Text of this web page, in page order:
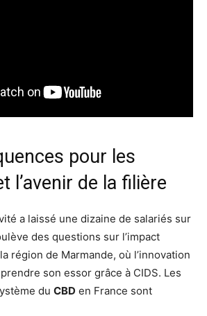
pour les
l’avenir de la filière
a laissé une dizaine de salariés sur
des questions sur l’impact
région de Marmande, où l’innovation
son essor grâce à CIDS. Les
du CBD en France sont